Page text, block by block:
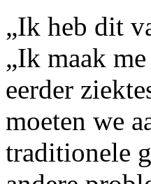
„Ik heb dit
„Ik maak
eerder
moeten we
traditionele